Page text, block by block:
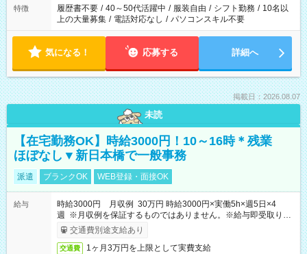
合は応募できません。
特徴 履歴書不要 / 40～50代活躍中 / 服装自由 / シフト勤務 / 10名以
上の大量募集 / 電話対応なし / パソコンスキル不要
気になる！ 応募する 詳細へ
掲載日：2026.08.07
未読
【在宅勤務OK】時給3000円！10～16時＊残業
ほぼなし▼新日本橋で一般事務
派遣 ブランクOK WEB登録・面接OK
給与
時給3000円 月収例 30万円 時給3000円×実働5h×週5日×4
週 ※月収例を保証するものではありません。※給与即受取りサ
ービス利用可（利用条件有）
交通費別途支給あり
交通費 1ヶ月3万円を上限として実費支給